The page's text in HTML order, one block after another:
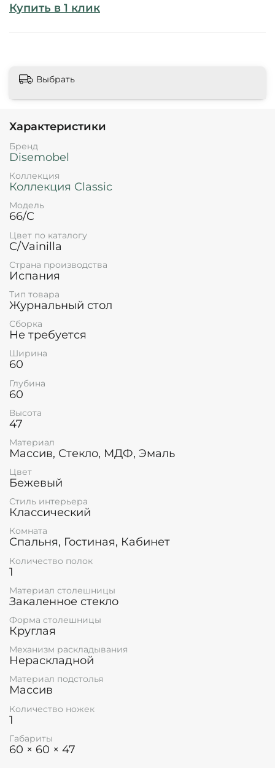
Купить в 1 клик
Выбрать
Характеристики
Бренд
Disemobel
Коллекция
Коллекция Classic
Модель
66/C
Цвет по каталогу
C/Vainilla
Страна производства
Испания
Тип товара
Журнальный стол
Сборка
Не требуется
Ширина
60
Глубина
60
Высота
47
Материал
Массив, Стекло, МДФ, Эмаль
Цвет
Бежевый
Стиль интерьера
Классический
Комната
Спальня, Гостиная, Кабинет
Количество полок
1
Материал столешницы
Закаленное стекло
Форма столешницы
Круглая
Механизм раскладывания
Нераскладной
Материал подстолья
Массив
Количество ножек
1
Габариты
60 × 60 × 47